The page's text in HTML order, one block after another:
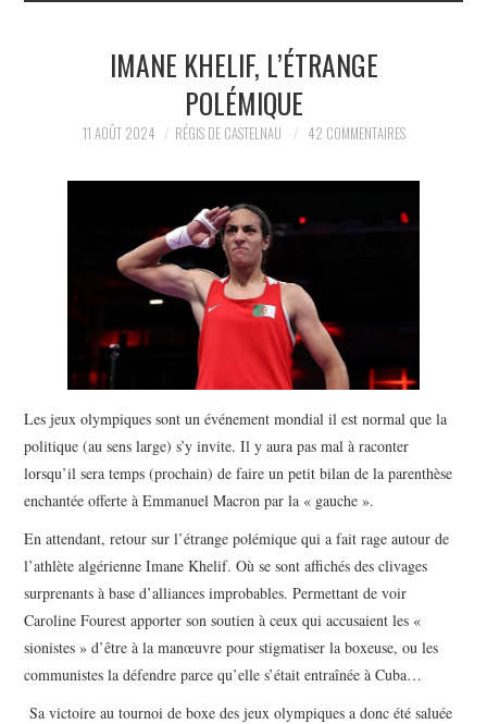
JURIDIQUE
CULTURE
SPORT
IMANE KHELIF, L’ÉTRANGE
POLÉMIQUE
11 AOÛT 2024 RÉGIS DE CASTELNAU 42 COMMENTAIRES
Les jeux olympiques sont un événement mondial il est normal que la
politique (au sens large) s’y invite. Il y aura pas mal à raconter
lorsqu’il sera temps (prochain) de faire un petit bilan de la parenthèse
enchantée offerte à Emmanuel Macron par la « gauche ».
En attendant, retour sur l’étrange polémique qui a fait rage autour de
l’athlète algérienne Imane Khelif. Où se sont affichés des clivages
surprenants à base d’alliances improbables. Permettant de voir
Caroline Fourest apporter son soutien à ceux qui accusaient les «
sionistes » d’être à la manœuvre pour stigmatiser la boxeuse, ou les
communistes la défendre parce qu’elle s’était entraînée à Cuba…
Sa victoire au tournoi de boxe des jeux olympiques a donc été saluée